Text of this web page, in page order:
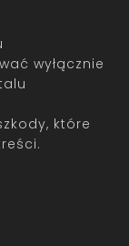
wyłącznie
które